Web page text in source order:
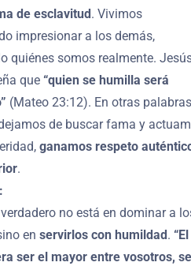
de esclavitud. Vivimos
impresionar a los demás,
quiénes somos realmente.
que “quien se humilla será
(Mateo 23:12). En otras
de buscar fama y
ganamos respeto
.
no está en dominar a
en servirlos con humildad. “El
ser el mayor entre vosotros,